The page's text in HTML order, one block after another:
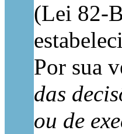
(Lei 82-
Por sua
das
ou de